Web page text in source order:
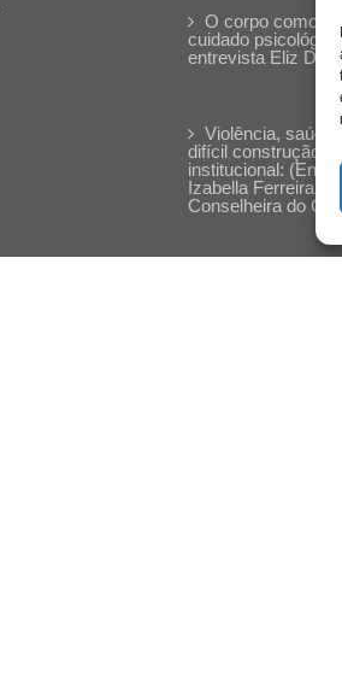
O corpo como
cuidado
entrevista Eliz
Violência, saúde
difícil construção
institucional:
Izabella Ferreira
Conselheira do